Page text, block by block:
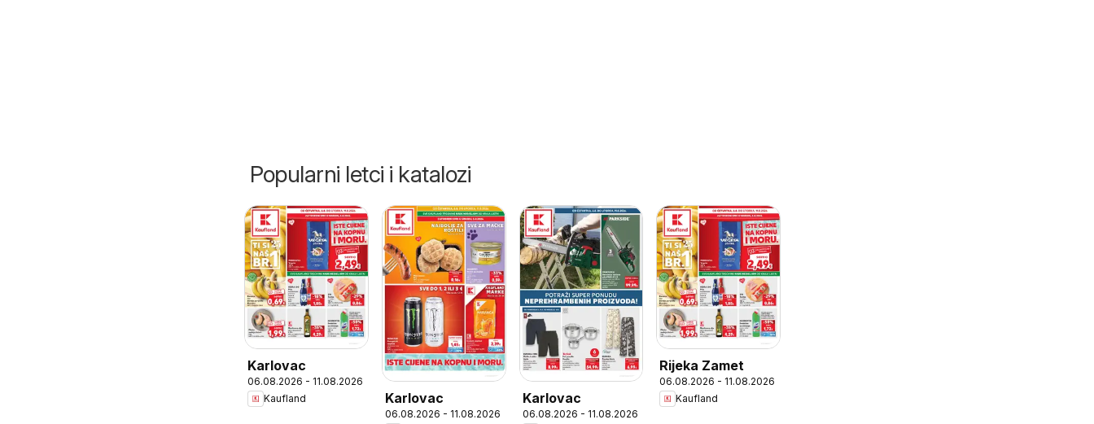
Popularni letci i katalozi
Karlovac
06.08.2026 - 11.08.2026
Kaufland
Karlovac
06.08.2026 - 11.08.2026
Karlovac
06.08.2026 - 11.08.2026
Rijeka Zamet
06.08.2026 - 11.08.2026
Kaufland